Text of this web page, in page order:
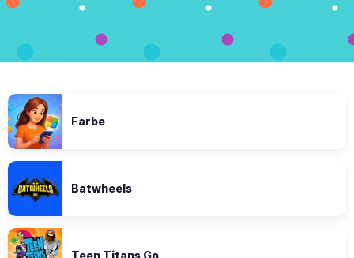
Farbe
Batwheels
Teen Titans Go